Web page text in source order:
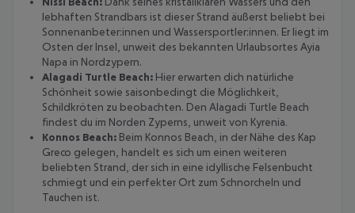
lebhaften Strandbars ist dieser Strand äußerst beliebt bei
Sonnenanbeter:innen und Wassersportler:innen. Er liegt im
Osten der Insel, unweit des bekannten Urlaubsortes Ayia
Napa in Nordzypern.
Alagadi Turtle Beach: Hier erwarten dich natürliche
Schönheit sowie saisonbedingt die Möglichkeit,
Schildkröten zu beobachten. Den Alagadi Turtle Beach
findest du im Norden Zyperns, unweit von Kyrenia.
Konnos Beach: Beim Konnos Beach, in der Nähe des Kap
Greco gelegen, handelt es sich um einen weiteren
beliebten Strand, der sich in eine idyllische Felsenbucht
schmiegt und ein perfekter Ort zum Schnorcheln und
Tauchen ist.